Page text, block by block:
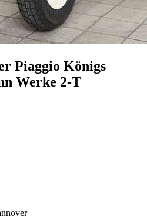
Piaggio Königs
Werke 2-T